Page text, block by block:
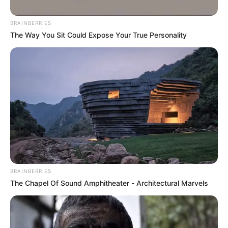
Colprensa
Diciembre de 2016. Yuliana Samboní fue víctima de
Rafael Uribe Noguera, un prestigioso arquitecto que violó
y luego estranguló a la pequeña indígena de 7 años.
Por:Liliana Pinzón Garzón
Junio 19, 2020
BRAINBERRIES
The Way You Sit Could Expose Your True Personality
BRAINBERRIES
The Chapel Of Sound Amphitheater - Architectural Marvels